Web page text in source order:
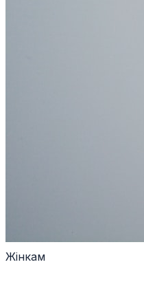
Жінкам